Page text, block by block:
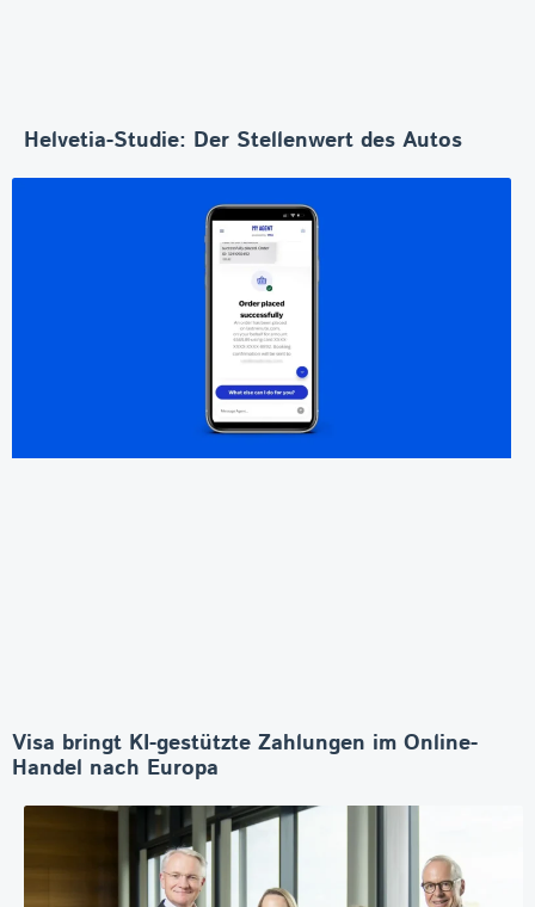
Helvetia-Studie: Der Stellenwert des Autos
Visa bringt KI-gestützte Zahlungen im Online-
Handel nach Europa